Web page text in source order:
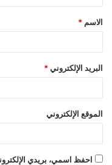
ق
*
الاسم *
البريد الإلكتروني *
الموقع الإلكتروني
احفظ اسمي، بريدي